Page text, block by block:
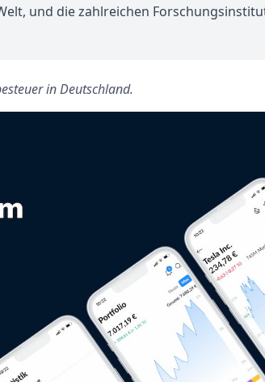
und die zahlreichen
in Deutschland.